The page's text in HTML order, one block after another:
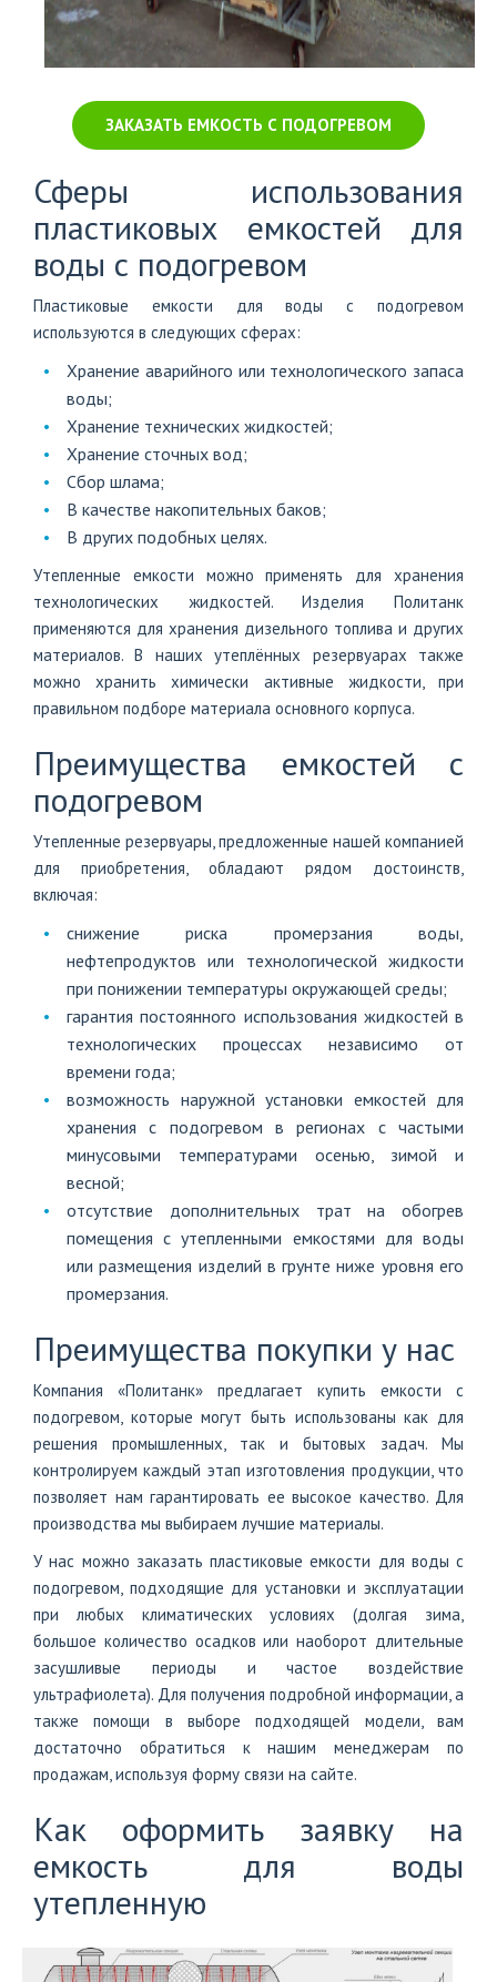
ЗАКАЗАТЬ ЕМКОСТЬ С ПОДОГРЕВОМ
Сферы использования
пластиковых емкостей для
воды с подогревом
Пластиковые емкости для воды с подогревом
используются в следующих сферах:
Хранение аварийного или технологического запаса
воды;
Хранение технических жидкостей;
Хранение сточных вод;
Сбор шлама;
В качестве накопительных баков;
В других подобных целях.
Утепленные емкости можно применять для хранения
технологических жидкостей. Изделия Политанк
применяются для хранения дизельного топлива и других
материалов. В наших утеплённых резервуарах также
можно хранить химически активные жидкости, при
правильном подборе материала основного корпуса.
Преимущества емкостей с
подогревом
Утепленные резервуары, предложенные нашей компанией
для приобретения, обладают рядом достоинств,
включая:
снижение риска промерзания воды,
нефтепродуктов или технологической жидкости
при понижении температуры окружающей среды;
гарантия постоянного использования жидкостей в
технологических процессах независимо от
времени года;
возможность наружной установки емкостей для
хранения с подогревом в регионах с частыми
минусовыми температурами осенью, зимой и
весной;
отсутствие дополнительных трат на обогрев
помещения с утепленными емкостями для воды
или размещения изделий в грунте ниже уровня его
промерзания.
Преимущества покупки у нас
Компания «Политанк» предлагает купить емкости с
подогревом, которые могут быть использованы как для
решения промышленных, так и бытовых задач. Мы
контролируем каждый этап изготовления продукции, что
позволяет нам гарантировать ее высокое качество. Для
производства мы выбираем лучшие материалы.
У нас можно заказать пластиковые емкости для воды с
подогревом, подходящие для установки и эксплуатации
при любых климатических условиях (долгая зима,
большое количество осадков или наоборот длительные
засушливые периоды и частое воздействие
ультрафиолета). Для получения подробной информации, а
также помощи в выборе подходящей модели, вам
достаточно обратиться к нашим менеджерам по
продажам, используя форму связи на сайте.
Как оформить заявку на
емкость для воды
утепленную